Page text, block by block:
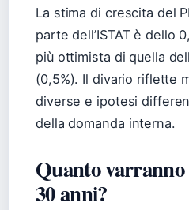
La stima di crescita del
parte dell’ISTAT è dello
più ottimista di quella
(0,5%). Il divario riflette
diverse e ipotesi
della domanda interna.
Quanto
30 anni?